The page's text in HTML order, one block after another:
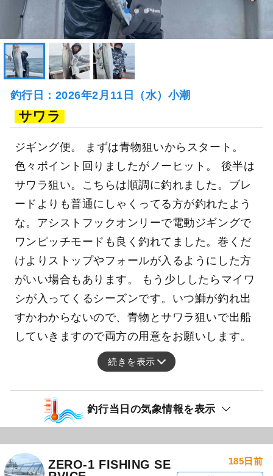
釣行日：2026年2月11日（水）小潮
サワラ
ジギング便。 まずは青物狙いからスタート。
色々ポイント回りましたがノーヒット。 後半は
サワラ狙い。こちらは順調に釣れました。ブレ
ードよりも普通にしゃくってる方が釣れたよう
な。アシストフックオンリーで電動ジギングで
ワンピッチモードも良く釣れてました。巻くだ
けよりストップやフォールが入るようにした方
がいい場合もあります。 もう少ししたらマイワ
シが入ってくるシーズンです。いつ鰤が釣れ出
すかわからないので、青物とサワラ狙いで出船
していきますので両方の用意をお願いします。
続きを表示
釣行当日の気象情報を表示
ZERO-1 FISHING SE
185日前